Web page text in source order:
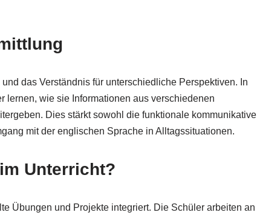
das Verständnis für unterschiedliche Perspektiven. In
lernen, wie sie Informationen aus verschiedenen
Dies stärkt sowohl die funktionale kommunikative
mit der englischen Sprache in Alltagssituationen.
Unterricht?
Übungen und Projekte integriert. Die Schüler arbeiten an